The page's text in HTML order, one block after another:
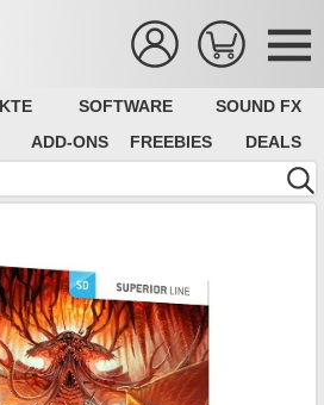
SOFTWARE
SOUND FX
ADD-ONS FREEBIES DEALS